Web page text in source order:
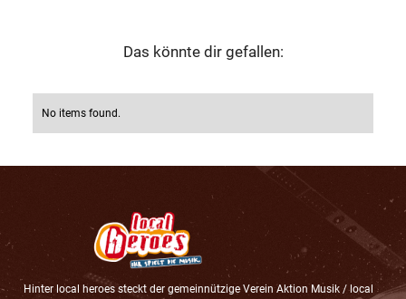
Das könnte dir gefallen:
No items found.
Hinter local heroes steckt der gemeinnützige Verein Aktion Musik / local